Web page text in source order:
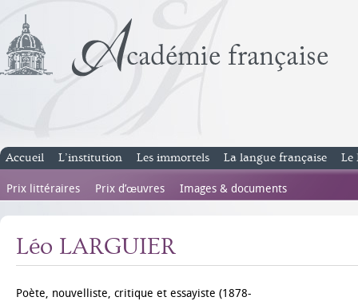
Accueil L’institution Les immortels La langue française Le
Prix littéraires Prix d’œuvres Images & documents
Léo LARGUIER
Poète, nouvelliste, critique et essayiste (1878-